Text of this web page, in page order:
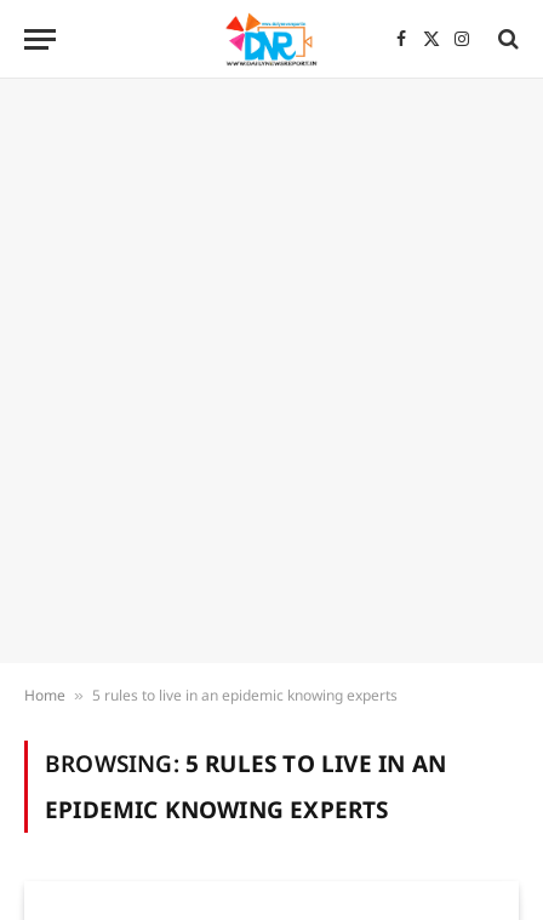
Facebook
X
Home » 5 rules to live in an epidemic knowing experts
BROWSING: 5 RULES TO LIVE IN AN
EPIDEMIC KNOWING EXPERTS